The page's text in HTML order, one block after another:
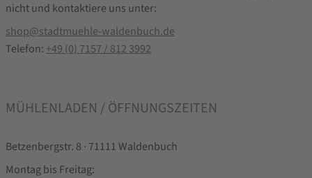
nicht und kontaktiere uns unter:
shop@stadtmuehle-waldenbuch.de
Telefon: +49 (0) 7157 / 812 3992
MÜHLENLADEN / ÖFFNUNGSZEITEN
Betzenbergstr. 8 · 71111 Waldenbuch
Montag bis Freitag: